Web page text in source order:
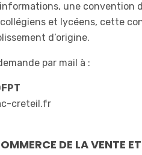
une convention
et lycéens, cette
d’origine.
par mail à :
creteil.fr
DE LA VENTE